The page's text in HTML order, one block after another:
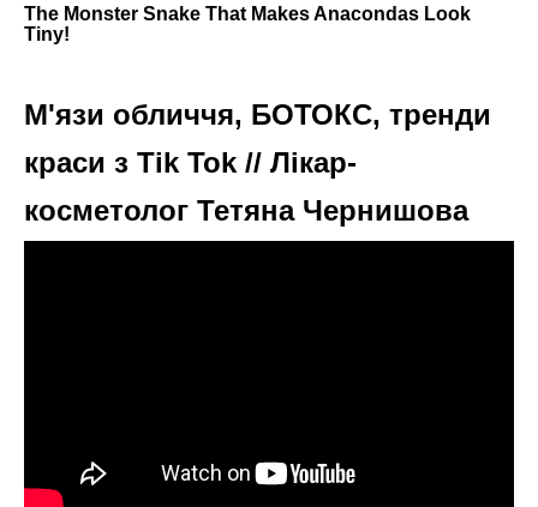
М'язи обличчя, БОТОКС, тренди
краси з Tik Tok // Лікар-
косметолог Тетяна Чернишова